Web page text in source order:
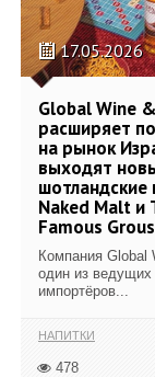
17.05.2026
Global Wine
расширяет
на рынок
выходят
шотландские
Naked Malt и
Famous
Компания Global
один из ведущих
импортёров...
НАПИТКИ
478